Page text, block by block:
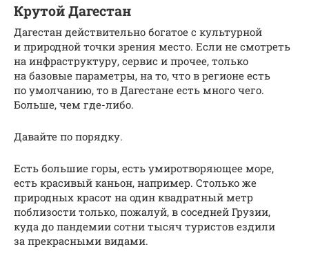
Крутой Дагестан
Дагестан действительно богатое с культурной
и природной точки зрения место. Если не смотреть
на инфраструктуру, сервис и прочее, только
на базовые параметры, на то, что в регионе есть
по умолчанию, то в Дагестане есть много чего.
Больше, чем где-либо.
Давайте по порядку.
Есть большие горы, есть умиротворяющее море,
есть красивый каньон, например. Столько же
природных красот на один квадратный метр
поблизости только, пожалуй, в соседней Грузии,
куда до пандемии сотни тысяч туристов ездили
за прекрасными видами.